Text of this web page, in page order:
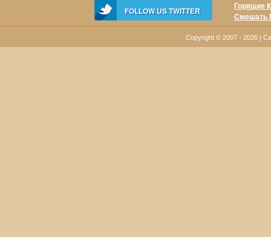
FOLLOW US TWITTER
Горящие
Смешать
Copyright © 2007 - 2026 |